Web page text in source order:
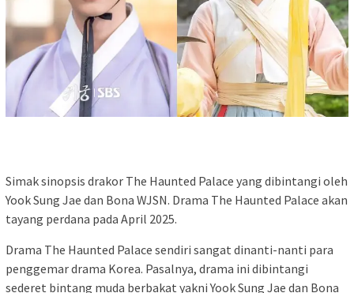
Simak sinopsis drakor The Haunted Palace yang dibintangi oleh
Yook Sung Jae dan Bona WJSN. Drama The Haunted Palace akan
tayang perdana pada April 2025.
Drama The Haunted Palace sendiri sangat dinanti-nanti para
penggemar drama Korea. Pasalnya, drama ini dibintangi
sederet bintang muda berbakat yakni Yook Sung Jae dan Bona